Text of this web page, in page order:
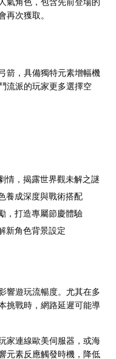
再次獲取。
箭，具備獨特元素增幅機
流派的玩家更多選擇空
情，揭露世界觀未解之謎
養成深度與戰術搭配
，打造專屬節慶體驗
新角色背景設定
響遊玩流暢度。尤其在多
挑戰時，網路延遲可能導
家連線歐美伺服器，或海
元素反應觸發時機，降低